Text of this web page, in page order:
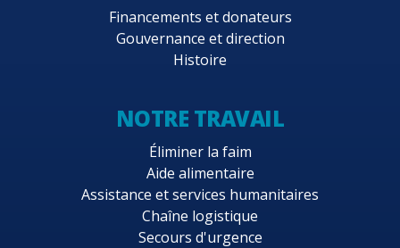
Financements et donateurs
Gouvernance et direction
Histoire
NOTRE TRAVAIL
Éliminer la faim
Aide alimentaire
Assistance et services humanitaires
Chaîne logistique
Secours d'urgence